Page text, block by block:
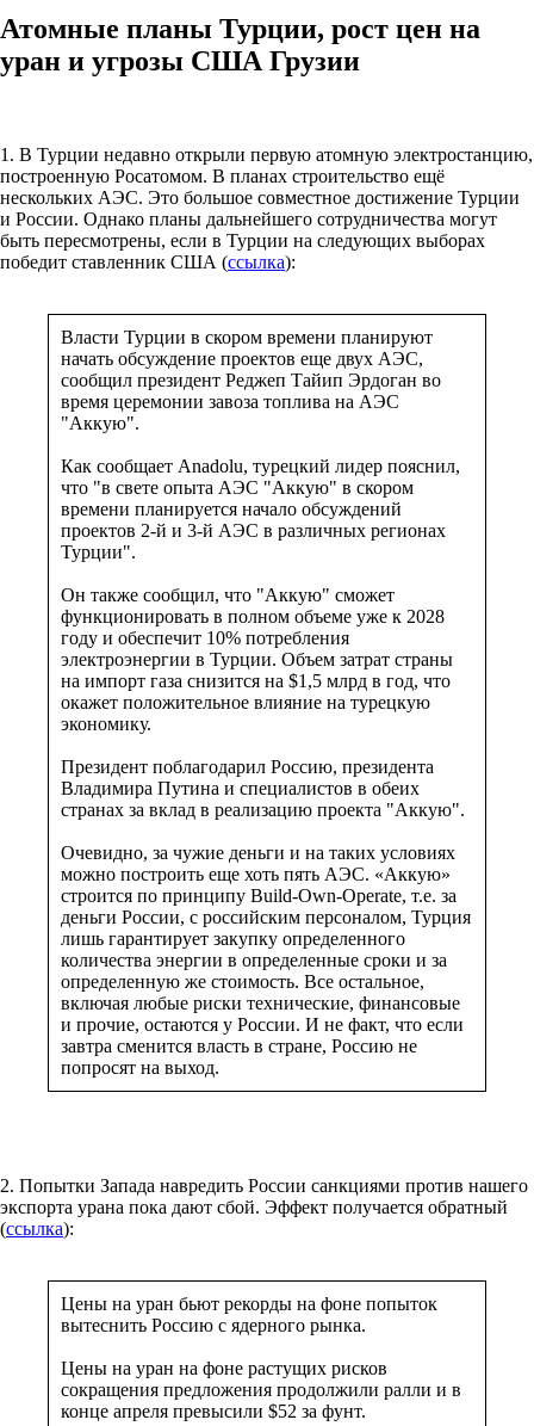
Атомные планы Турции, рост цен на
уран и угрозы США Грузии
1. В Турции недавно открыли первую атомную электростанцию,
построенную Росатомом. В планах строительство ещё
нескольких АЭС. Это большое совместное достижение Турции
и России. Однако планы дальнейшего сотрудничества могут
быть пересмотрены, если в Турции на следующих выборах
победит ставленник США (ссылка):
Власти Турции в скором времени планируют
начать обсуждение проектов еще двух АЭС,
сообщил президент Реджеп Тайип Эрдоган во
время церемонии завоза топлива на АЭС
"Аккую".
Как сообщает Anadolu, турецкий лидер пояснил,
что "в свете опыта АЭС "Аккую" в скором
времени планируется начало обсуждений
проектов 2-й и 3-й АЭС в различных регионах
Турции".
Он также сообщил, что "Аккую" сможет
функционировать в полном объеме уже к 2028
году и обеспечит 10% потребления
электроэнергии в Турции. Объем затрат страны
на импорт газа снизится на $1,5 млрд в год, что
окажет положительное влияние на турецкую
экономику.
Президент поблагодарил Россию, президента
Владимира Путина и специалистов в обеих
странах за вклад в реализацию проекта "Аккую".
Очевидно, за чужие деньги и на таких условиях
можно построить еще хоть пять АЭС. «Аккую»
строится по принципу Build-Own-Operate, т.е. за
деньги России, с российским персоналом, Турция
лишь гарантирует закупку определенного
количества энергии в определенные сроки и за
определенную же стоимость. Все остальное,
включая любые риски технические, финансовые
и прочие, остаются у России. И не факт, что если
завтра сменится власть в стране, Россию не
попросят на выход.
2. Попытки Запада навредить России санкциями против нашего
экспорта урана пока дают сбой. Эффект получается обратный
(ссылка):
Цены на уран бьют рекорды на фоне попыток
вытеснить Россию с ядерного рынка.
Цены на уран на фоне растущих рисков
сокращения предложения продолжили ралли и в
конце апреля превысили $52 за фунт.